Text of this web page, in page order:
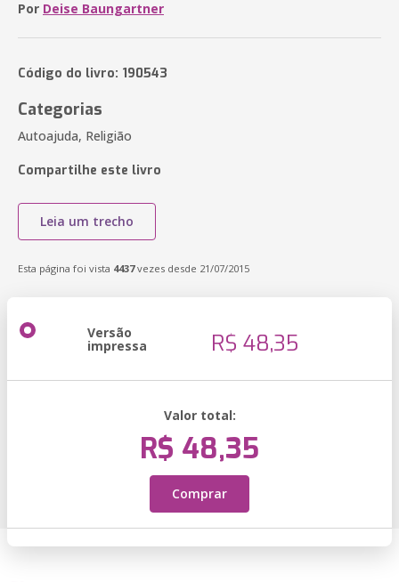
Por Deise Baungartner
Código do livro: 190543
Categorias
Autoajuda, Religião
Compartilhe este livro
Leia um trecho
Esta página foi vista 4437vezes desde 21/07/2015
Versão
impressa R$ 48,35
Valor total:
R$ 48,35
Comprar